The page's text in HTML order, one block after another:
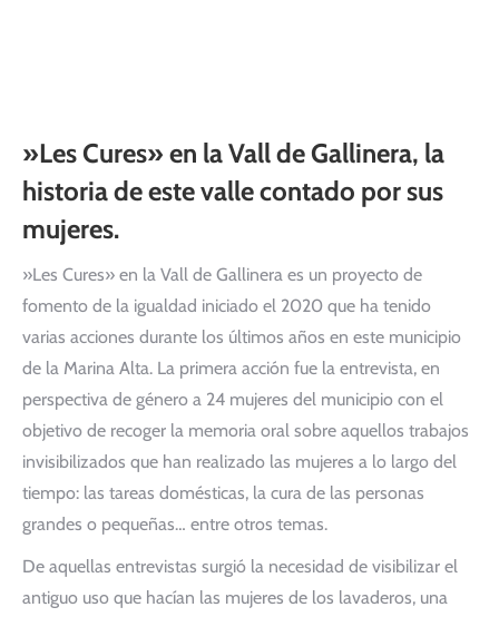
»Les Cures» en la Vall de Gallinera, la
historia de este valle contado por sus
mujeres.
»Les Cures» en la Vall de Gallinera es un proyecto de
fomento de la igualdad iniciado el 2020 que ha tenido
varias acciones durante los últimos años en este municipio
de la Marina Alta. La primera acción fue la entrevista, en
perspectiva de género a 24 mujeres del municipio con el
objetivo de recoger la memoria oral sobre aquellos trabajos
invisibilizados que han realizado las mujeres a lo largo del
tiempo: las tareas domésticas, la cura de las personas
grandes o pequeñas… entre otros temas.
De aquellas entrevistas surgió la necesidad de visibilizar el
antiguo uso que hacían las mujeres de los lavaderos, una